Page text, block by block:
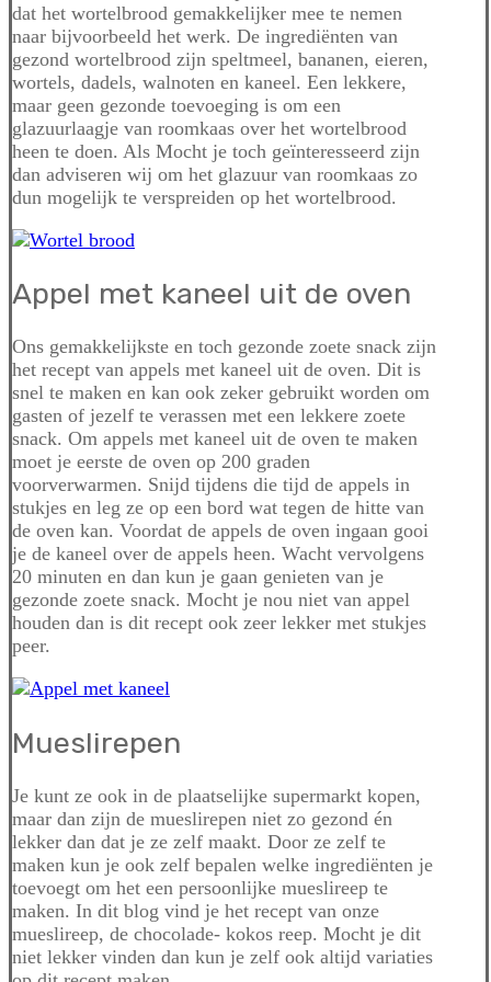
dat het wortelbrood gemakkelijker mee te nemen
naar bijvoorbeeld het werk. De ingrediënten van
gezond wortelbrood zijn speltmeel, bananen, eieren,
wortels, dadels, walnoten en kaneel. Een lekkere,
maar geen gezonde toevoeging is om een
glazuurlaagje van roomkaas over het wortelbrood
heen te doen. Als Mocht je toch geïnteresseerd zijn
dan adviseren wij om het glazuur van roomkaas zo
dun mogelijk te verspreiden op het wortelbrood.
Appel met kaneel uit de oven
Ons gemakkelijkste en toch gezonde zoete snack zijn
het recept van appels met kaneel uit de oven. Dit is
snel te maken en kan ook zeker gebruikt worden om
gasten of jezelf te verassen met een lekkere zoete
snack. Om appels met kaneel uit de oven te maken
moet je eerste de oven op 200 graden
voorverwarmen. Snijd tijdens die tijd de appels in
stukjes en leg ze op een bord wat tegen de hitte van
de oven kan. Voordat de appels de oven ingaan gooi
je de kaneel over de appels heen. Wacht vervolgens
20 minuten en dan kun je gaan genieten van je
gezonde zoete snack. Mocht je nou niet van appel
houden dan is dit recept ook zeer lekker met stukjes
peer.
Mueslirepen
Je kunt ze ook in de plaatselijke supermarkt kopen,
maar dan zijn de mueslirepen niet zo gezond én
lekker dan dat je ze zelf maakt. Door ze zelf te
maken kun je ook zelf bepalen welke ingrediënten je
toevoegt om het een persoonlijke mueslireep te
maken. In dit blog vind je het recept van onze
mueslireep, de chocolade- kokos reep. Mocht je dit
niet lekker vinden dan kun je zelf ook altijd variaties